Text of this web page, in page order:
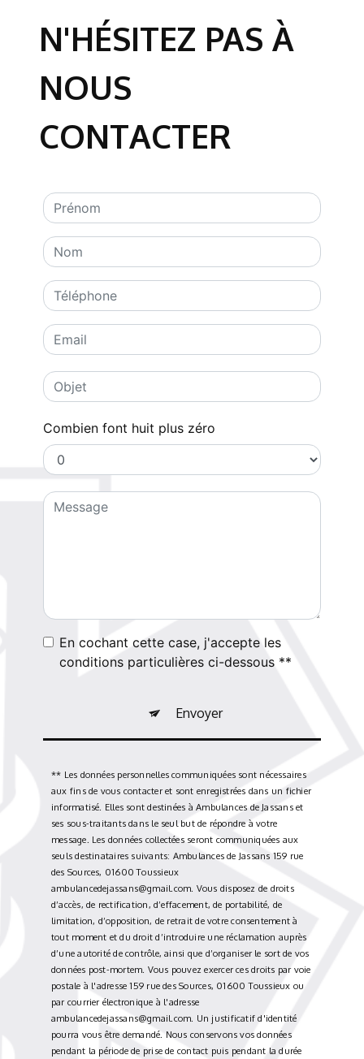
N'HÉSITEZ PAS À
NOUS
CONTACTER
Combien font huit plus zéro
En cochant cette case, j'accepte les
conditions particulières ci-dessous **
Envoyer
** Les données personnelles communiquées sont nécessaires
aux fins de vous contacter et sont enregistrées dans un fichier
informatisé. Elles sont destinées à Ambulances de Jassans et
ses sous-traitants dans le seul but de répondre à votre
message. Les données collectées seront communiquées aux
seuls destinataires suivants: Ambulances de Jassans 159 rue
des Sources, 01600 Toussieux
ambulancedejassans@gmail.com. Vous disposez de droits
d’accès, de rectification, d’effacement, de portabilité, de
limitation, d’opposition, de retrait de votre consentement à
tout moment et du droit d’introduire une réclamation auprès
d’une autorité de contrôle, ainsi que d’organiser le sort de vos
données post-mortem. Vous pouvez exercer ces droits par voie
postale à l'adresse 159 rue des Sources, 01600 Toussieux ou
par courrier électronique à l'adresse
ambulancedejassans@gmail.com. Un justificatif d'identité
pourra vous être demandé. Nous conservons vos données
pendant la période de prise de contact puis pendant la durée